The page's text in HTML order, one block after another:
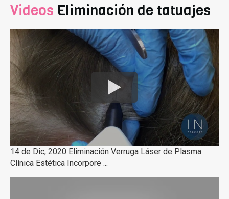
Videos Eliminación de tatuajes
14 de Dic, 2020 Eliminación Verruga Láser de Plasma
Clínica Estética Incorpore ...